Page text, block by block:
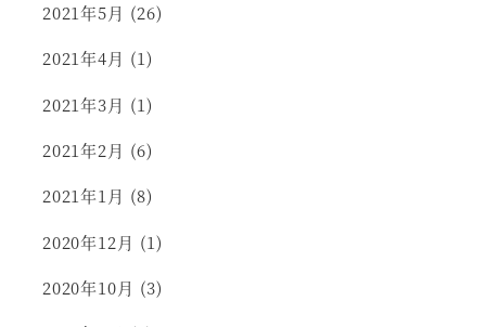
2021年5月 (26)
2021年4月 (1)
2021年3月 (1)
2021年2月 (6)
2021年1月 (8)
2020年12月 (1)
2020年10月 (3)